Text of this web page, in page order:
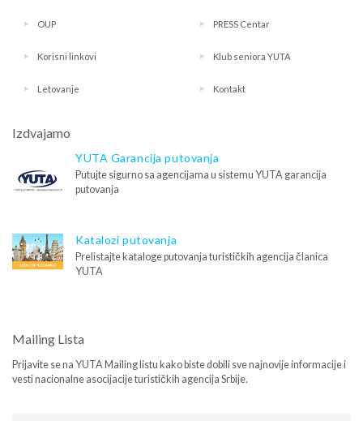
OUP PRESS Centar
Korisni linkovi Klub seniora YUTA
Letovanje Kontakt
Izdvajamo
YUTA Garancija putovanja
Putujte sigurno sa agencijama u sistemu YUTA garancija
putovanja
Katalozi putovanja
Prelistajte kataloge putovanja turističkih agencija članica
YUTA
Mailing Lista
Prijavite se na YUTA Mailing listu kako biste dobili sve najnovije informacije i
vesti nacionalne asocijacije turističkih agencija Srbije.